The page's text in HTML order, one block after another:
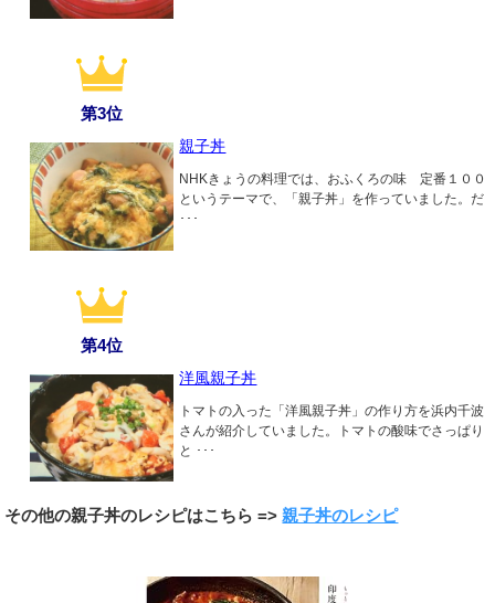
第3位
親子丼
NHKきょうの料理では、おふくろの味 定番１００
というテーマで、「親子丼」を作っていました。だ
･･･
第4位
洋風親子丼
トマトの入った「洋風親子丼」の作り方を浜内千波
さんが紹介していました。トマトの酸味でさっぱり
と ･･･
その他の親子丼のレシピはこちら =>親子丼のレシピ